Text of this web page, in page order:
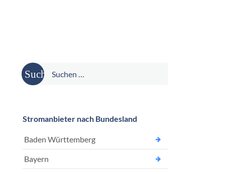
Suche
nach:
Stromanbieter nach Bundesland
Baden Württemberg
Bayern